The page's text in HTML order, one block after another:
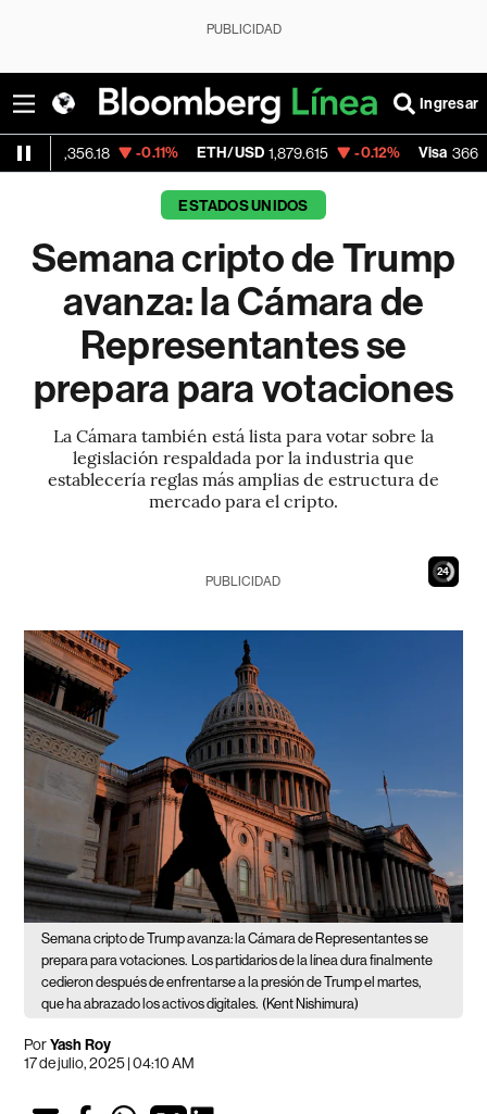
PUBLICIDAD
Ingresar
-0.11% ETH/USD 1,879.615 -0.12% Visa 366.13 -
ESTADOS UNIDOS
Semana cripto de Trump
avanza: la Cámara de
Representantes se
prepara para votaciones
La Cámara también está lista para votar sobre la
legislación respaldada por la industria que
establecería reglas más amplias de estructura de
mercado para el cripto.
23
PUBLICIDAD
Semana cripto de Trump avanza: la Cámara de Representantes se
prepara para votaciones.
Los partidarios de la línea dura finalmente
cedieron después de enfrentarse a la presión de Trump el martes,
que ha abrazado los activos digitales. (Kent Nishimura)
PorYash Roy
17 de julio, 2025 | 04:10 AM